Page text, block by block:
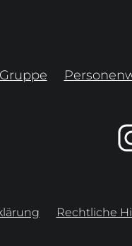
Rechtliche